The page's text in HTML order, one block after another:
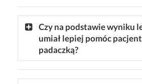
Czy na podstawie wyniku
umiał lepiej pomóc
padaczką?